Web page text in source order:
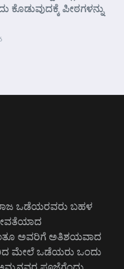
ಕೊಡುವುದಕ್ಕೆ ಪೀಠಗಳನ್ನು
ಒಡೆಯರವರು ಬಹಳ
ಅವರಿಗೆ ಅತಿಶಯವಾದ
ಮೇಲೆ ಒಡೆಯರು ಒಂದು
ಪೂಜೆಗೆಂದು